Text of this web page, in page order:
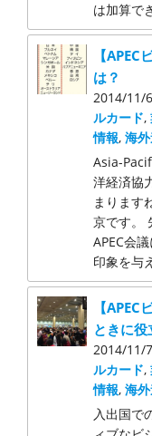
は加算で
【
は？
2014/11/
ルカード,
情報,海
Asia-
洋経済協
まります
京です。
APEC会
印象を与
【
ときに
2014/11/
ルカード,
情報,海
入出国で